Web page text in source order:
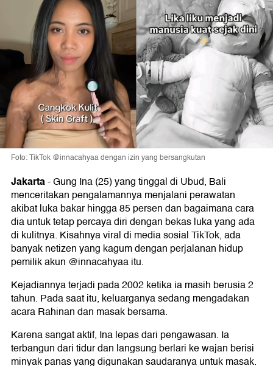
Foto: TikTok @innacahyaa dengan izin yang bersangkutan
Jakarta-Gung Ina (25) yang tinggal di Ubud, Bali
menceritakan pengalamannya menjalani perawatan
akibat luka bakar hingga 85 persen dan bagaimana cara
dia untuk tetap percaya diri dengan bekas luka yang ada
di kulitnya. Kisahnya viral di media sosial TikTok, ada
banyak netizen yang kagum dengan perjalanan hidup
pemilik akun @innacahyaa itu.
Kejadiannya terjadi pada 2002 ketika ia masih berusia 2
tahun. Pada saat itu, keluarganya sedang mengadakan
acara Rahinan dan masak bersama.
Karena sangat aktif, Ina lepas dari pengawasan. Ia
terbangun dari tidur dan langsung berlari ke wajan berisi
minyak panas yang digunakan saudaranya untuk masak.